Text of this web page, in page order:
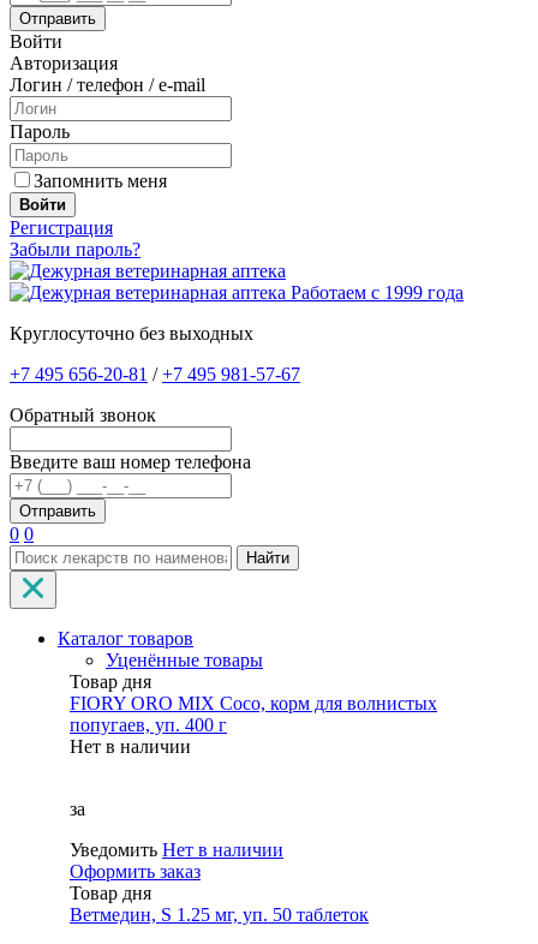
Войти
Авторизация
Логин / телефон / e-mail
Пароль
Запомнить меня
Войти
Регистрация
Забыли пароль?
Работаем с 1999 года
Круглосуточно без выходных
+7 495 656-20-81 /+7 495 981-57-67
Обратный звонок
Введите ваш номер телефона
0 0
Найти
Каталог товаров
Уценённые товары
Товар дня
FIORY ORO MIX Coco, корм для волнистых
попугаев, уп. 400 г
Нет в наличии
за
Уведомить Нет в наличии
Оформить заказ
Товар дня
Ветмедин, S 1.25 мг, уп. 50 таблеток